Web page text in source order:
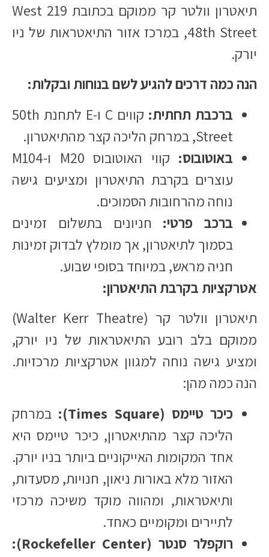
תיאטרון וולטר קר ממוקם בכתובת 219 West
48th Street, במרכז אזור התיאטראות של ניו
יורק.​
הנה כמה דרכים להגיע לשם בנוחות ובקלות:
ברכבת תחתית:
קווים C ו-E לתחנת 50th
Street, במרחק הליכה קצר מהתיאטרון.​
באוטובוס:
קווי האוטובוס M20 ו-M104
עוצרים בקרבת התיאטרון ומציעים גישה
נוחה מהרחובות הסמוכים.​
ברכב פרטי: חניונים בתשלום זמינים
בסמוך לתיאטרון, אך מומלץ לבדוק זמינות
חניה מראש, במיוחד בסופי שבוע.​
אטרקציות בקרבת התיאטרון:
תיאטרון וולטר קר (Walter Kerr Theatre)
ממוקם בלב רובע התיאטראות של ניו יורק,
ומציע גישה נוחה למגוון אטרקציות מרכזיות.
הנה כמה מהן:​
כיכר טיימס (Times Square):
במרחק
הליכה קצר מהתיאטרון, כיכר טיימס היא
אחד המקומות האייקוניים ביותר בניו יורק.
האזור מלא באורות ניאון, חנויות, מסעדות,
ותיאטראות, ומהווה מוקד משיכה מרכזי
לתיירים ומקומיים כאחד.​
רוקפלר סנטר (Rockefeller Center):